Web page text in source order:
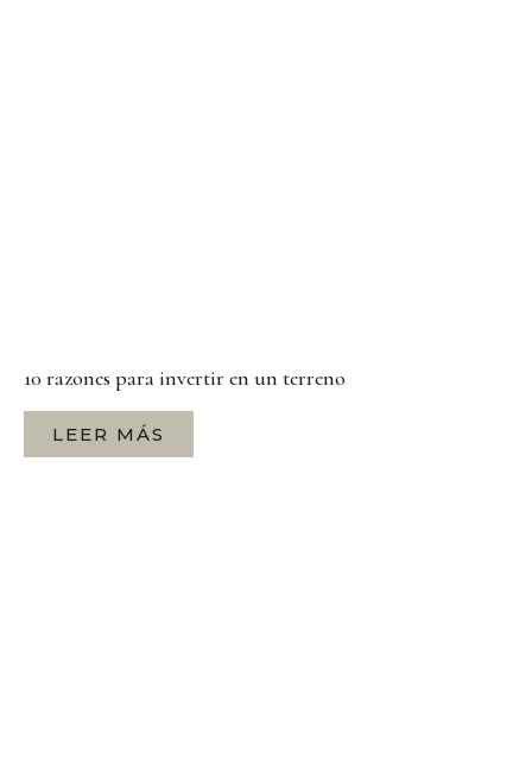
10 razones para invertir en un terreno
LEER MÁS